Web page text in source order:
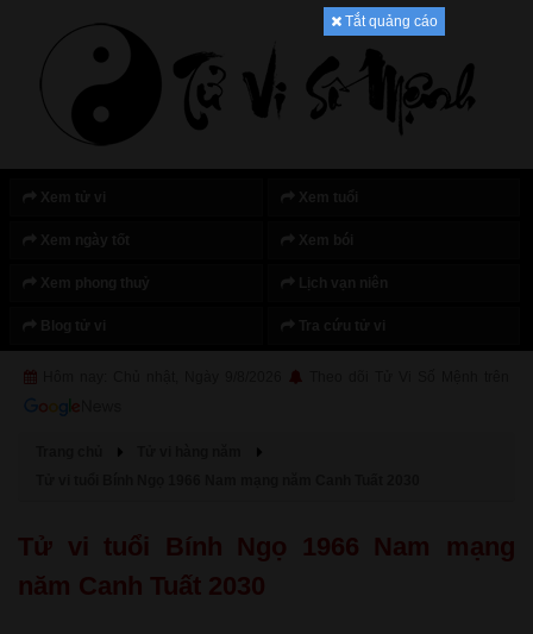
Tắt quảng cáo
Tử vi tuổi Bính Ngọ 1966 Nam mạng
năm Canh Tuất 2030